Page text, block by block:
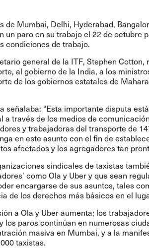
de Mumbai, Delhi, Hyderabad,
un paro en su trabajo el 22 de octubre
condiciones de trabajo.
general de la ITF, Stephen
al gobierno de la India, a los
de los gobiernos estatales de
señalaba: “Esta importante disputa
a través de los medios de
y trabajadoras del transporte de
en este asunto con el fin de
afectados y los agregadores tan
sindicales de taxistas
como Ola y Uber y que sean
encargarse de sus asuntos, tales
de los derechos más básicos en el
a Ola y Uber aumenta; los
los paros continúan en numerosas
masiva en Mumbai, y a la
taxistas.